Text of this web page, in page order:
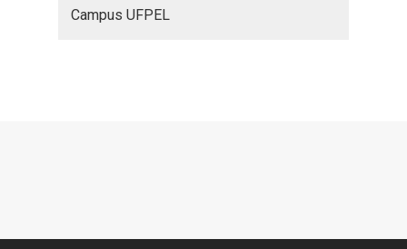
Campus UFPEL